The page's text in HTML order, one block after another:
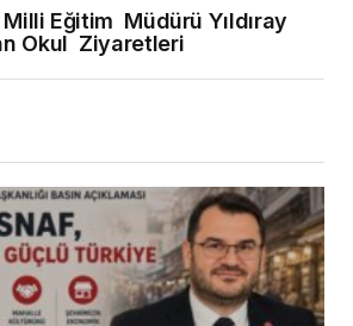
Milli Eğitim Müdürü Yıldıray
Okul Ziyaretleri